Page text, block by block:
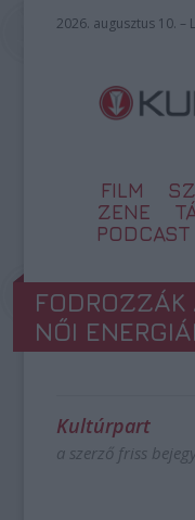
2026. augusztus 10. –
FILM
ZENE
PODCAST
NŐI
Kultúrpart
a szerző friss